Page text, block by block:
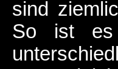
sind
So ist es